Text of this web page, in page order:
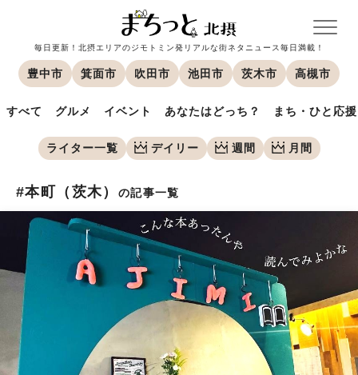
毎日更新！北摂エリアのジモトミン発リアルな街ネタニュース毎日満載！
豊中市 箕面市 吹田市 池田市 茨木市 高槻市
すべて グルメ イベント あなたはどっち？ まち・ひと応援
ライター一覧 デイリー 週間 月間
#本町（茨木） の記事一覧